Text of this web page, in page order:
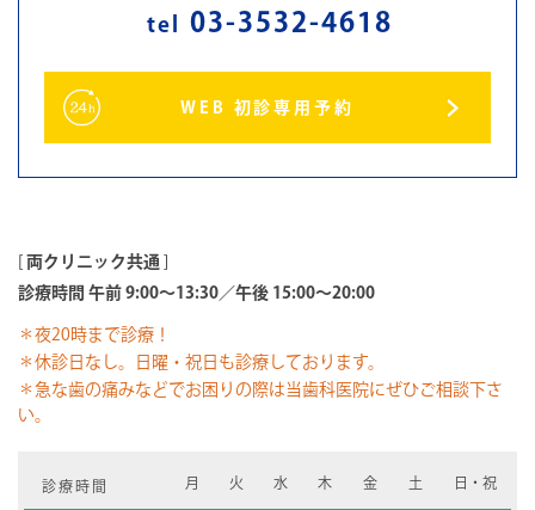
tel 03-3532-4618
WEB 初診専用予約
両クリニック共通
診療時間 午前 9:00～13:30／午後 15:00～20:00
＊夜20時まで診療！
＊休診日なし。日曜・祝日も診療しております。
＊急な歯の痛みなどでお困りの際は当歯科医院にぜひご相談下さ
い。
診療時間 月 火 水 木 金 土 日・祝